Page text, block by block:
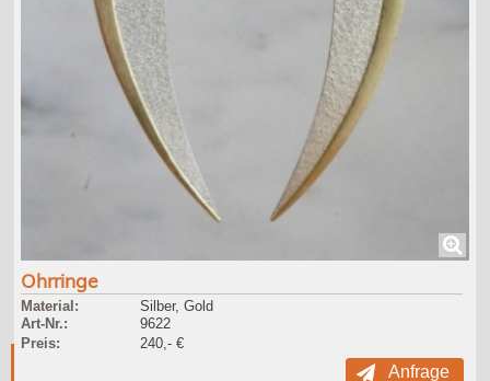
Ohrringe
Material:
Silber, Gold
Art-Nr.:
9622
Preis:
240,- €
Anfrage